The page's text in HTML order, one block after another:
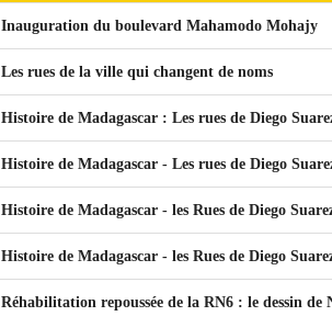
Inauguration du boulevard Mahamodo Mohajy
Les rues de la ville qui changent de noms
Histoire de Madagascar : Les rues de Diego
Histoire de Madagascar - Les rues de Diego
Histoire de Madagascar - les Rues de Diego
Histoire de Madagascar - les Rues de Diego
Réhabilitation repoussée de la RN6 : le dessin de